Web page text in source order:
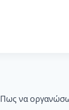
Πως να